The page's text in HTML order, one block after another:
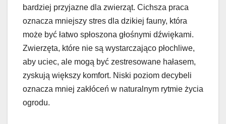
bardziej przyjazne dla zwierząt. Cichsza praca
oznacza mniejszy stres dla dzikiej fauny, która
może być łatwo spłoszona głośnymi dźwiękami.
Zwierzęta, które nie są wystarczająco płochliwe,
aby uciec, ale mogą być zestresowane hałasem,
zyskują większy komfort. Niski poziom decybeli
oznacza mniej zakłóceń w naturalnym rytmie życia
ogrodu.